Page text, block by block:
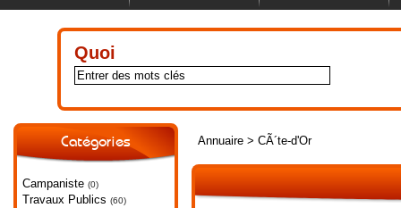
Quoi
Catégories
Campaniste (0)
Travaux Publics (60)
Annuaire > CÃ´te-d'Or